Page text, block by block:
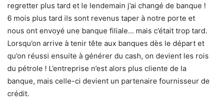
regretter plus tard et le lendemain j’ai changé de banque !
6 mois plus tard ils sont revenus taper à notre porte et
nous ont envoyé une banque filiale… mais c’était trop tard.
Lorsqu’on arrive à tenir tête aux banques dès le départ et
qu’on réussi ensuite à générer du cash, on devient les rois
du pétrole ! L’entreprise n’est alors plus cliente de la
banque, mais celle-ci devient un partenaire fournisseur de
crédit.